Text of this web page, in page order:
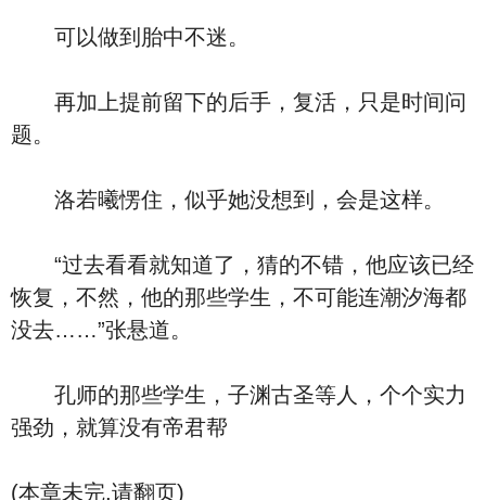
可以做到胎中不迷。
再加上提前留下的后手，复活，只是时间问
题。
洛若曦愣住，似乎她没想到，会是这样。
“过去看看就知道了，猜的不错，他应该已经
恢复，不然，他的那些学生，不可能连潮汐海都
没去……”张悬道。
孔师的那些学生，子渊古圣等人，个个实力
强劲，就算没有帝君帮
(本章未完,请翻页)